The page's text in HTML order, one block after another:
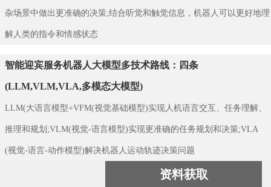
杂场景中做出更准确的决策;结合听觉和触觉信息，机器人可以更好地理
解人类的指令和情感状态
智能迎宾服务机器人大模型多技术路线：四条
(LLM,VLM,VLA,多模态大模型)
LLM(大语言模型+VFM(视觉基础模型)实现人机语言交互、任务理解、
推理和规划;VLM(视觉-语言模型)实现更准确的任务规划和决策;VLA
(视觉-语言-动作模型)解决机器人运动轨迹决策问题
资料获取